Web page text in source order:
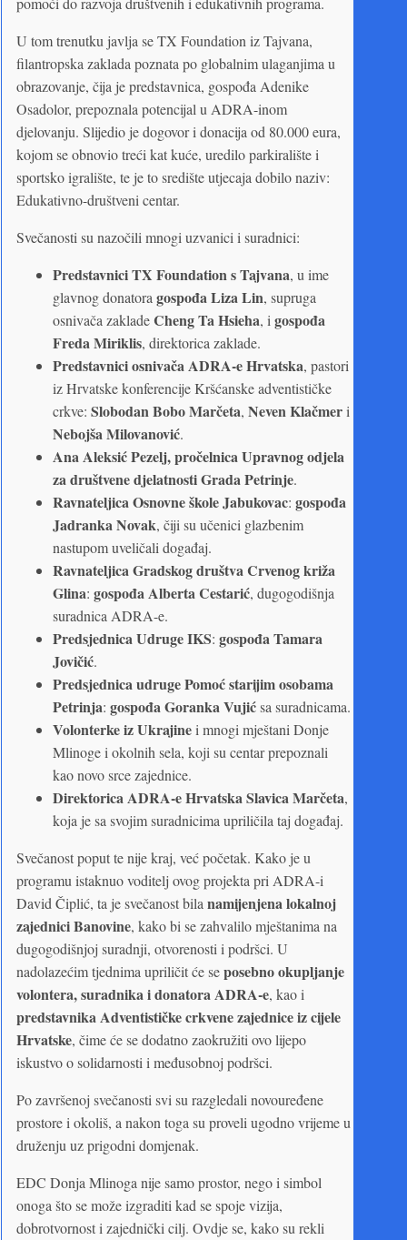
U tom trenutku javlja se TX Foundation iz Tajvana,
filantropska zaklada poznata po globalnim ulaganjima u
obrazovanje, čija je predstavnica, gospođa Adenike
Osadolor, prepoznala potencijal u ADRA-inom
djelovanju. Slijedio je dogovor i donacija od 80.000 eura,
kojom se obnovio treći kat kuće, uredilo parkiralište i
sportsko igralište, te je to središte utjecaja dobilo naziv:
Edukativno-društveni centar.
Svečanosti su nazočili mnogi uzvanici i suradnici:
Predstavnici TX Foundation s Tajvana, u ime
glavnog donatoragospođa Liza Lin, supruga
osnivača zakladeCheng Ta Hsieha, igospođa
Freda Miriklis, direktorica zaklade.
Predstavnici osnivača ADRA-e Hrvatska, pastori
iz Hrvatske konferencije Kršćanske adventističke
crkve: Slobodan Bobo Marčeta, Neven Klačmeri
Nebojša Milovanović.
Ana Aleksić Pezelj, pročelnica Upravnog odjela
za društvene djelatnosti Grada Petrinje.
Ravnateljica Osnovne škole Jabukovac: gospođa
Jadranka Novak, čiji su učenici glazbenim
nastupom uveličali događaj.
Ravnateljica Gradskog društva Crvenog križa
Glina: gospođa Alberta Cestarić, dugogodišnja
suradnica ADRA-e.
Predsjednica Udruge IKS: gospođa Tamara
Jovičić.
Predsjednica udruge Pomoć starijim osobama
Petrinja: gospođa Goranka Vujićsa suradnicama.
Volonterke iz Ukrajinei mnogi mještani Donje
Mlinoge i okolnih sela, koji su centar prepoznali
kao novo srce zajednice.
Direktorica ADRA-e HrvatskaSlavica Marčeta,
koja je sa svojim suradnicima upriličila taj događaj.
Svečanost poput te nije kraj, već početak. Kako je u
programu istaknuo voditelj ovog projekta pri ADRA-i
David Čiplić, ta je svečanost bilanamijenjena lokalnoj
zajednici Banovine, kako bi se zahvalilo mještanima na
dugogodišnjoj suradnji, otvorenosti i podršci. U
nadolazećim tjednima upriličit će seposebno okupljanje
volontera, suradnika i donatora ADRA-e, kao i
predstavnika Adventističke crkvene zajednice iz cijele
Hrvatske, čime će se dodatno zaokružiti ovo lijepo
iskustvo o solidarnosti i međusobnoj podršci.
Po završenoj svečanosti svi su razgledali novouređene
prostore i okoliš, a nakon toga su proveli ugodno vrijeme u
druženju uz prigodni domjenak.
EDC Donja Mlinoga nije samo prostor, nego i simbol
onoga što se može izgraditi kad se spoje vizija,
dobrotvornost i zajednički cilj. Ovdje se, kako su rekli